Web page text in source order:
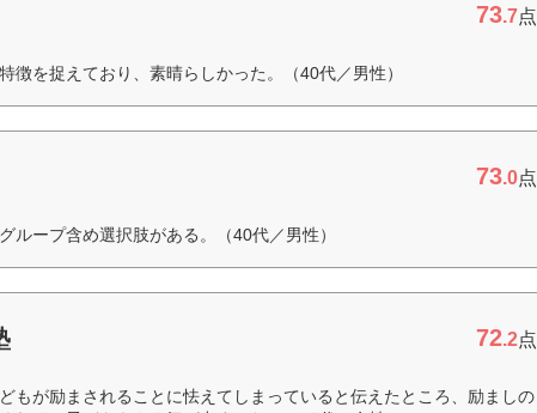
73.7点
徴を捉えており、素晴らしかった。（40代／男性）
73.0点
ループ含め選択肢がある。（40代／男性）
72.2点
もが励まされることに怯えてしまっていると伝えたところ、励ましの